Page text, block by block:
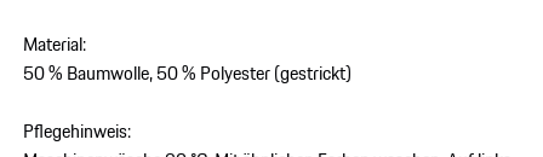
Material:
50 % Baumwolle, 50 % Polyester (gestrickt)
Pflegehinweis: